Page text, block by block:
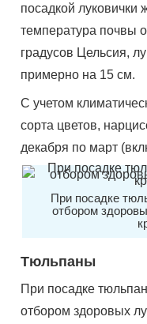
посадкой луковички
температура почвы
градусов Цельсия,
примерно на 15 см.
С учетом
сорта цветов,
декабря по март
При посадке
отбором
Тюльпаны
При посадке
отбором здоровых